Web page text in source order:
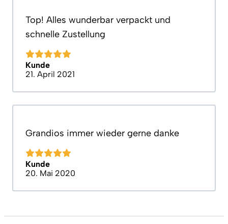
Top! Alles wunderbar verpackt und
schnelle Zustellung
Kunde
21. April 2021
Grandios immer wieder gerne danke
Kunde
20. Mai 2020